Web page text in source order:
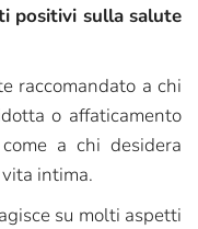
positivi sulla salute
raccomandato a chi
o affaticamento
a chi desidera
intima.
su molti aspetti